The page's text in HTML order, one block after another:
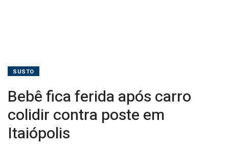
SUSTO
Bebê fica ferida após carro
colidir contra poste em
Itaiópolis